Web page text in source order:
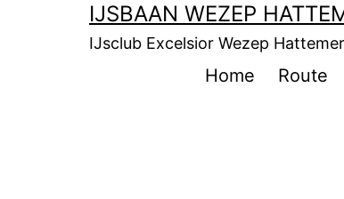
IJSBAAN WEZEP
IJsclub Excelsior Wezep
Home Route